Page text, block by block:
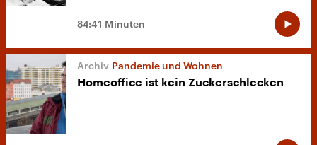
84:41 Minuten
Pandemie und Wohnen
Homeoffice ist kein Zuckerschlecken